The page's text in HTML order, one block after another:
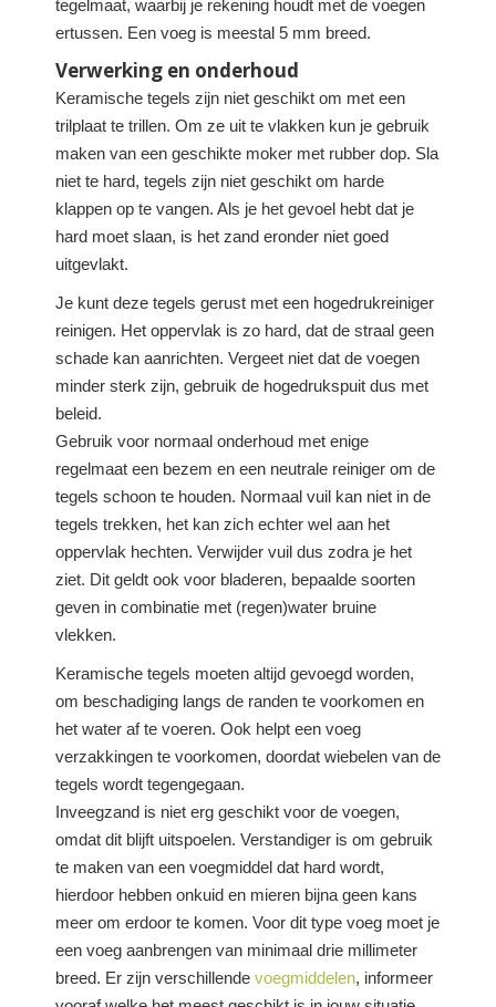
tegelmaat, waarbij je rekening houdt met de voegen
ertussen. Een voeg is meestal 5 mm breed.
Verwerking en onderhoud
Keramische tegels zijn niet geschikt om met een
trilplaat te trillen. Om ze uit te vlakken kun je gebruik
maken van een geschikte moker met rubber dop. Sla
niet te hard, tegels zijn niet geschikt om harde
klappen op te vangen. Als je het gevoel hebt dat je
hard moet slaan, is het zand eronder niet goed
uitgevlakt.
Je kunt deze tegels gerust met een hogedrukreiniger
reinigen. Het oppervlak is zo hard, dat de straal geen
schade kan aanrichten. Vergeet niet dat de voegen
minder sterk zijn, gebruik de hogedrukspuit dus met
beleid.
Gebruik voor normaal onderhoud met enige
regelmaat een bezem en een neutrale reiniger om de
tegels schoon te houden. Normaal vuil kan niet in de
tegels trekken, het kan zich echter wel aan het
oppervlak hechten. Verwijder vuil dus zodra je het
ziet. Dit geldt ook voor bladeren, bepaalde soorten
geven in combinatie met (regen)water bruine
vlekken.
Keramische tegels moeten altijd gevoegd worden,
om beschadiging langs de randen te voorkomen en
het water af te voeren. Ook helpt een voeg
verzakkingen te voorkomen, doordat wiebelen van de
tegels wordt tegengegaan.
Inveegzand is niet erg geschikt voor de voegen,
omdat dit blijft uitspoelen. Verstandiger is om gebruik
te maken van een voegmiddel dat hard wordt,
hierdoor hebben onkuid en mieren bijna geen kans
meer om erdoor te komen. Voor dit type voeg moet je
een voeg aanbrengen van minimaal drie millimeter
breed. Er zijn verschillende voegmiddelen, informeer